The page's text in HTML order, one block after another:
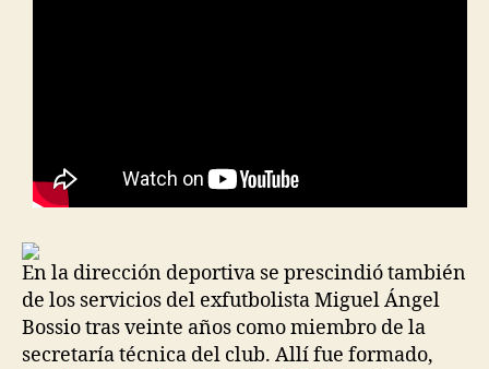
En la dirección deportiva se prescindió también
de los servicios del exfutbolista Miguel Ángel
Bossio tras veinte años como miembro de la
secretaría técnica del club. Allí fue formado,